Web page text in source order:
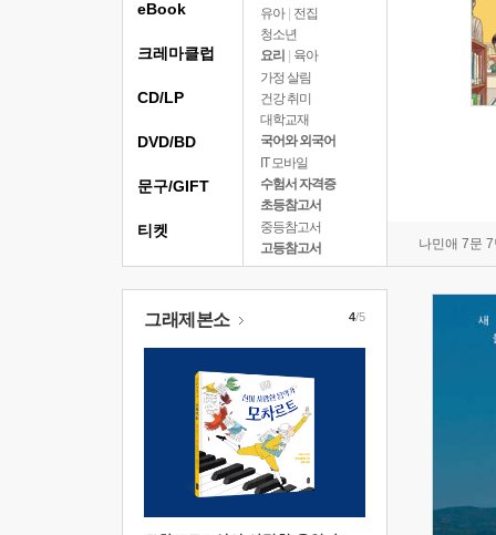
유아 | 전집
청소년
요리
육아
가정 살림
건강 취미
대학교재
국어와 외국어
IT 모바일
수험서 자격증
초등참고서
중등참고서
고등참고서
나민애 7문
eBook
크레마클럽
CD/LP
DVD/BD
문구/GIFT
티켓
그래제본소 4/5